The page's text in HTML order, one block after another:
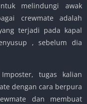
melindungi awak
crewmate adalah
terjadi pada kapal
, sebelum dia
tugas kalian
dengan cara berpura
dan membuat